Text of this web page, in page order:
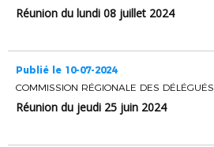
Réunion du lundi 08 juillet 2024
Publié le 10-07-2024
COMMISSION RÉGIONALE DES DÉLÉGUÉS
Réunion du jeudi 25 juin 2024